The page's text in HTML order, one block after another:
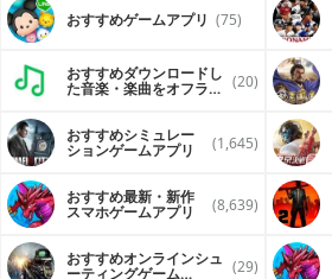
おすすめゲームアプリ (75)
おすすめダウンロードし
た音楽・楽曲をオフライ (20)
おすすめシミュレー
ションゲームアプリ (1,645)
おすすめ最新・新作
スマホゲームアプリ (8,639)
おすすめオンラインシュ
ーティングゲーム (29)